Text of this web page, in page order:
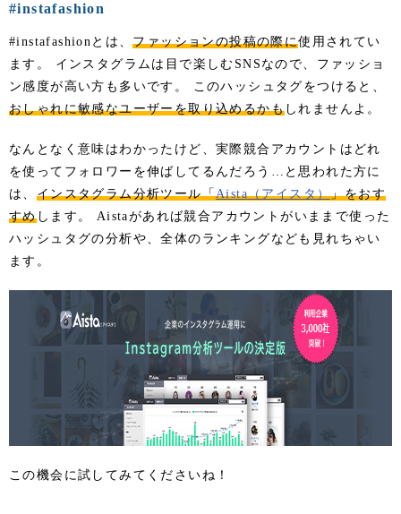
#instafashion
#instafashionとは、ファッションの投稿の際に使用されてい
ます。 インスタグラムは目で楽しむSNSなので、ファッショ
ン感度が高い方も多いです。 このハッシュタグをつけると、
おしゃれに敏感なユーザーを取り込めるかも しれませんよ。
なんとなく意味はわかったけど、実際競合アカウントはどれ
を使ってフォロワーを伸ばしてるんだろう…と思われた方に
は、 インスタグラム分析ツール「Aista（アイスタ）」をおす
すめします。 Aistaがあれば競合アカウントがいままで使った
ハッシュタグの分析や、全体のランキングなども見れちゃい
ます。
この機会に試してみてくださいね！